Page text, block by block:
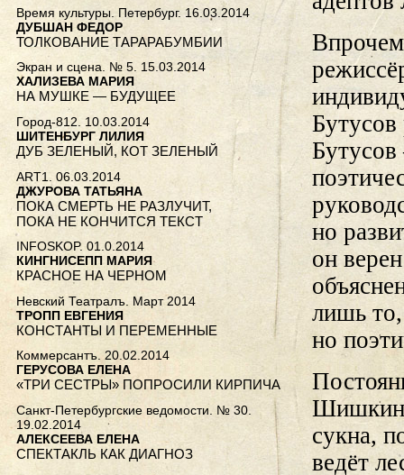
Бутусов
но
он
лишь
но
Шишкин
сукна,
ведёт
Время культуры. Петербург. 16.03.2014
ДУБШАН ФЕДОР
ТОЛКОВАНИЕ ТАРАРАБУМБИИ
Экран и сцена. № 5. 15.03.2014
ХАЛИЗЕВА МАРИЯ
НА МУШКЕ — БУДУЩЕЕ
Город-812. 10.03.2014
ШИТЕНБУРГ ЛИЛИЯ
ДУБ ЗЕЛЕНЫЙ, КОТ ЗЕЛЕНЫЙ
ART1. 06.03.2014
ДЖУРОВА ТАТЬЯНА
ПОКА СМЕРТЬ НЕ РАЗЛУЧИТ,
ПОКА НЕ КОНЧИТСЯ ТЕКСТ
INFOSKOP. 01.0.2014
КИНГНИСЕПП МАРИЯ
КРАСНОЕ НА ЧЕРНОМ
Невский Театралъ. Март 2014
ТРОПП ЕВГЕНИЯ
КОНСТАНТЫ И ПЕРЕМЕННЫЕ
Коммерсантъ. 20.02.2014
ГЕРУСОВА ЕЛЕНА
«ТРИ СЕСТРЫ» ПОПРОСИЛИ КИРПИЧА
Санкт-Петербургские ведомости. № 30.
19.02.2014
АЛЕКСЕЕВА ЕЛЕНА
СПЕКТАКЛЬ КАК ДИАГНОЗ